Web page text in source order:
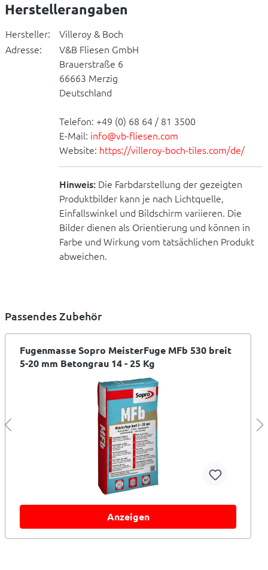
Herstellerangaben
Hersteller:
Villeroy & Boch
Adresse:
V&B Fliesen GmbH
Brauerstraße 6
66663 Merzig
Deutschland
Telefon: +49 (0) 68 64 / 81 3500
E-Mail: info@vb-fliesen.com
Website: https://villeroy-boch-tiles.com/de/
Hinweis: Die Farbdarstellung der gezeigten
Produktbilder kann je nach Lichtquelle,
Einfallswinkel und Bildschirm variieren. Die
Bilder dienen als Orientierung und können in
Farbe und Wirkung vom tatsächlichen Produkt
abweichen.
Passendes Zubehör
Fugenmasse Sopro MeisterFuge MFb 530 breit
5-20 mm Betongrau 14 - 25 Kg
Anzeigen